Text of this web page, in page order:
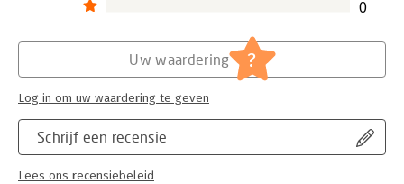
0
Schrijf een recensie
Lees ons recensiebeleid
Uw waardering ?
Log in om uw waardering te geven